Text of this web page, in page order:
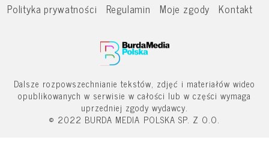
Polityka prywatności
Regulamin Moje zgody Kontakt
Dalsze rozpowszechnianie tekstów, zdjęć i materiałów wideo
opublikowanych w serwisie w całości lub w części wymaga
uprzedniej zgody wydawcy.
© 2022 BURDA MEDIA POLSKA SP. Z O.O.